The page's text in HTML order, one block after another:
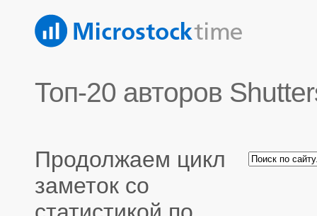
Топ-20 авторов
Продолжаем цикл
заметок со